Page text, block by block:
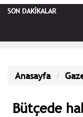
SON DAKİKALAR
Anasayfa
Bütçede